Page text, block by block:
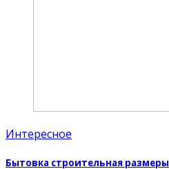
Интересное
Бытовка строительная размеры